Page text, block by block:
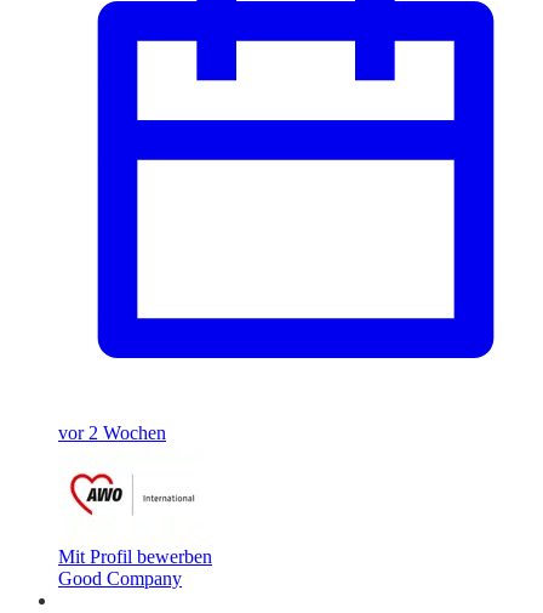
vor 2 Wochen
Mit Profil bewerben
Good Company